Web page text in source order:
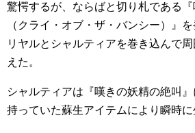
驚愕するが、ならばと切り札である
（クライ・オブ・ザ・バンシー）』
リヤルとシャルティアを巻き込んで
えた。
シャルティアは『嘆きの妖精の絶叫』
持っていた蘇生アイテムにより瞬時に